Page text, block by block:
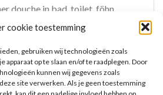
cookie toestemming
gebruiken wij technologieën zoals
apparaat op te slaan en/of te raadplegen. Door
kunnen wij gegevens zoals
site verwerken. Als je geen toestemming
douche in bad, toilet, föhn,
en badslippers * Wifi *
circa 54 m² * Zeezicht * Twee
tussendeur * Airconditioning
* Telefoon tegen betaling * Eet-